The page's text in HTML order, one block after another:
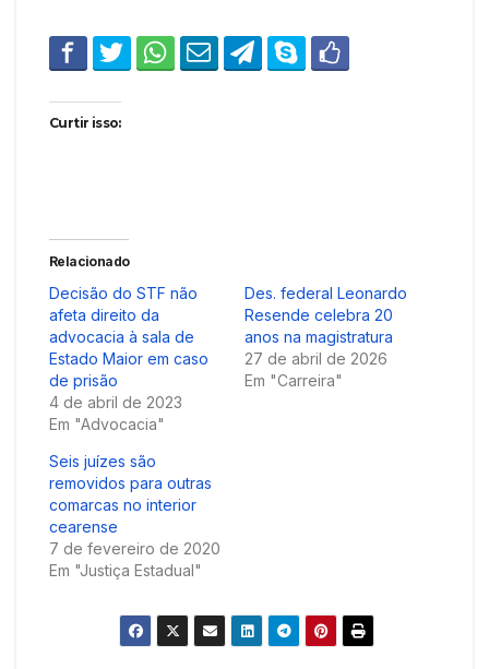
Curtir isso:
Relacionado
Decisão do STF não
afeta direito da
advocacia à sala de
Estado Maior em caso
de prisão
4 de abril de 2023
Em "Advocacia"
Des. federal Leonardo
Resende celebra 20
anos na magistratura
27 de abril de 2026
Em "Carreira"
Seis juízes são
removidos para outras
comarcas no interior
cearense
7 de fevereiro de 2020
Em "Justiça Estadual"